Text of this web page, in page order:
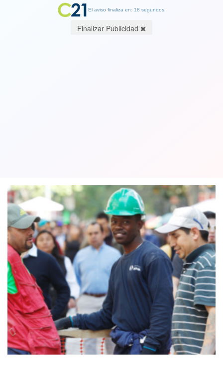
El aviso finaliza en: 18 segundos.
Finalizar Publicidad